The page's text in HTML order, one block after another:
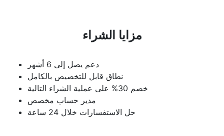
مزايا الشراء
دعم يصل إلى 6 أشهر
نطاق قابل للتخصيص بالكامل
خصم 30% على عملية الشراء التالية
مدير حساب مخصص
حل الاستفسارات خلال 24 ساعة